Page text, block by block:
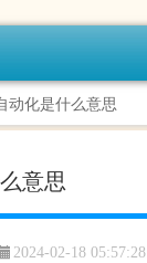
动化是什么意思
意思
2024-02-18 05:57:28